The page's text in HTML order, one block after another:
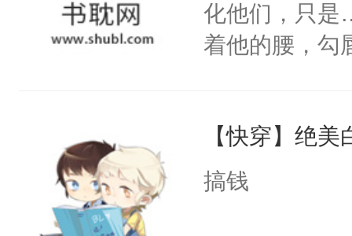
化他们，只是
着他的腰，勾
来，给老公
用力——为你
【快穿】绝
搞钱